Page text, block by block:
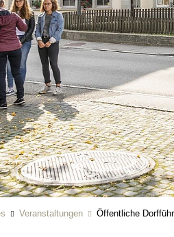
Veranstaltungen Öffentliche